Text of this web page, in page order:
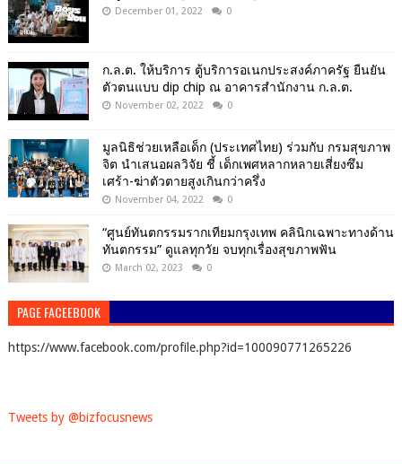
December 01, 2022 0
ก.ล.ต. ให้บริการ ตู้บริการอเนกประสงค์ภาครัฐ ยืนยัน
ตัวตนแบบ dip chip ณ อาคารสำนักงาน ก.ล.ต.
November 02, 2022 0
มูลนิธิช่วยเหลือเด็ก (ประเทศไทย) ร่วมกับ กรมสุขภาพ
จิต นำเสนอผลวิจัย ชี้ เด็กเพศหลากหลายเสี่ยงซึม
เศร้า-ฆ่าตัวตายสูงเกินกว่าครึ่ง
November 04, 2022 0
“ศูนย์ทันตกรรมรากเทียมกรุงเทพ คลินิกเฉพาะทางด้าน
ทันตกรรม” ดูแลทุกวัย จบทุกเรื่องสุขภาพฟัน
March 02, 2023 0
PAGE FACEEBOOK
https://www.facebook.com/profile.php?id=100090771265226
Tweets by @bizfocusnews